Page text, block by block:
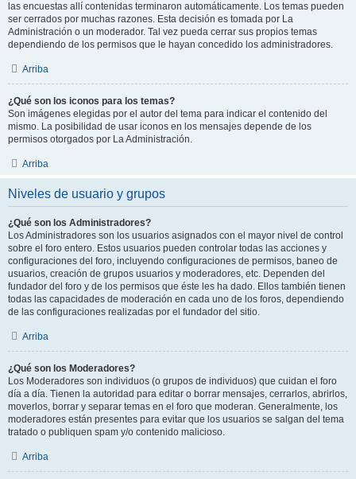
las encuestas allí contenidas terminaron automáticamente. Los temas pueden
ser cerrados por muchas razones. Esta decisión es tomada por La
Administración o un moderador. Tal vez pueda cerrar sus propios temas
dependiendo de los permisos que le hayan concedido los administradores.
Arriba
¿Qué son los iconos para los temas?
Son imágenes elegidas por el autor del tema para indicar el contenido del
mismo. La posibilidad de usar iconos en los mensajes depende de los
permisos otorgados por La Administración.
Arriba
Niveles de usuario y grupos
¿Qué son los Administradores?
Los Administradores son los usuarios asignados con el mayor nivel de control
sobre el foro entero. Estos usuarios pueden controlar todas las acciones y
configuraciones del foro, incluyendo configuraciones de permisos, baneo de
usuarios, creación de grupos usuarios y moderadores, etc. Dependen del
fundador del foro y de los permisos que éste les ha dado. Ellos también tienen
todas las capacidades de moderación en cada uno de los foros, dependiendo
de las configuraciones realizadas por el fundador del sitio.
Arriba
¿Qué son los Moderadores?
Los Moderadores son individuos (o grupos de individuos) que cuidan el foro
día a día. Tienen la autoridad para editar o borrar mensajes, cerrarlos, abrirlos,
moverlos, borrar y separar temas en el foro que moderan. Generalmente, los
moderadores están presentes para evitar que los usuarios se salgan del tema
tratado o publiquen spam y/o contenido malicioso.
Arriba